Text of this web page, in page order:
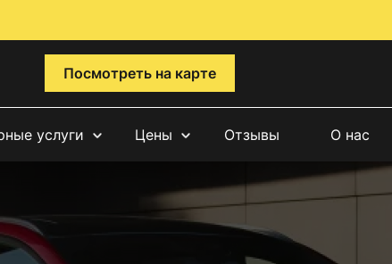
Посмотреть на карте
услуги Цены Отзывы О нас